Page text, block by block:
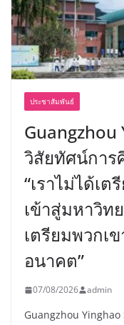
ประชาสัมพันธ์
Guangzhou
วิสัยทัศน์กา
“เราไม่ได้เต
เข้าสู่มหาวิท
เตรียมพวกเ
อนาคต”
07/08/2026 admin
Guangzhou Yinghao